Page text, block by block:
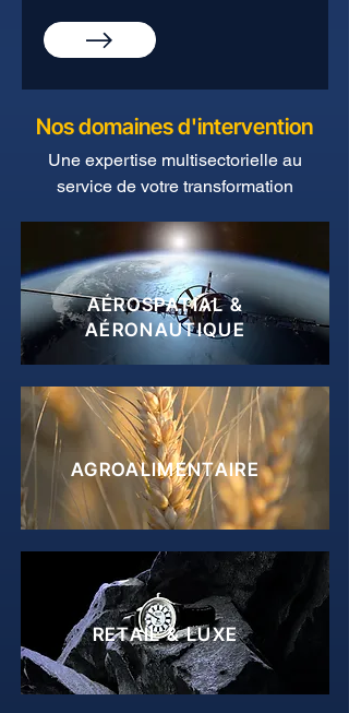
Nos domaines d'intervention
Une expertise multisectorielle au
service de votre transformation
AÉROSPATIAL &
AÉRONAUTIQUE
AGROALIMENTAIRE
RETAIL & LUXE